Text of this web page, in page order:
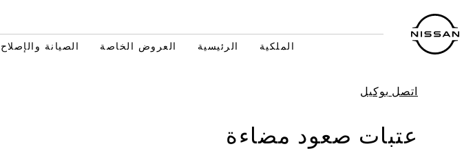
المحتوى
الرئيسي
الملكية الرئيسية العروض الخاصة الصيانة والإصلاح
اتصل بوكيل
عتبات صعود مضاءة